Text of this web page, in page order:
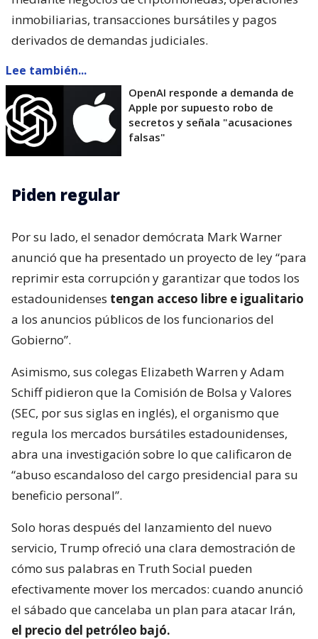
inmobiliarias, transacciones bursátiles y pagos
derivados de demandas judiciales.
Lee también...
OpenAI responde a demanda de
Apple por supuesto robo de
secretos y señala "acusaciones
falsas"
Piden regular
Por su lado, el senador demócrata Mark Warner
anunció que ha presentado un proyecto de ley “para
reprimir esta corrupción y garantizar que todos los
estadounidenses tengan acceso libre e igualitario
a los anuncios públicos de los funcionarios del
Gobierno”.
Asimismo, sus colegas Elizabeth Warren y Adam
Schiff pidieron que la Comisión de Bolsa y Valores
(SEC, por sus siglas en inglés), el organismo que
regula los mercados bursátiles estadounidenses,
abra una investigación sobre lo que calificaron de
“abuso escandaloso del cargo presidencial para su
beneficio personal”.
Solo horas después del lanzamiento del nuevo
servicio, Trump ofreció una clara demostración de
cómo sus palabras en Truth Social pueden
efectivamente mover los mercados: cuando anunció
el sábado que cancelaba un plan para atacar Irán,
el precio del petróleo bajó.